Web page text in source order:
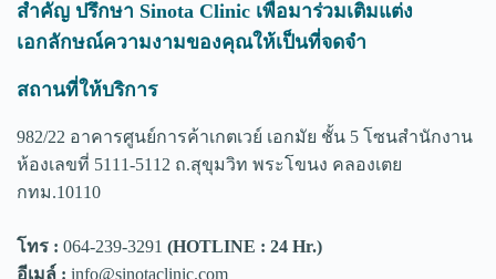
สำคัญ ปรึกษา Sinota Clinic เพื่อมาร่วมเติมแต่ง
เอกลักษณ์ความงามของคุณให้เป็นที่จดจำ
สถานที่ให้บริการ
982/22 อาคารศูนย์การค้าเกตเวย์ เอกมัย ชั้น 5 โซนสำนักงาน
ห้องเลขที่ 5111-5112 ถ.สุขุมวิท พระโขนง คลองเตย
กทม.10110
โทร : 064-239-3291 (HOTLINE : 24 Hr.)
อีเมล์ : info@sinotaclinic.com